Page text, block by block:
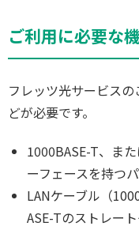
ご利用に必要な
フレッツ光サービス
どが必要です。
1000BASE-T、ま
ーフェースを持つ
LANケーブル（
ASE-Tのストレート